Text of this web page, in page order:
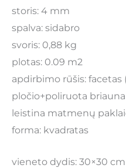
storis: 4 mm
spalva: sidabro
svoris: 0,88 kg
plotas: 0.09 m2
apdirbimo rūšis:
pločio+poliruota briauna
leistina matmenų
forma: kvadratas
vieneto dydis: 30×30 cm